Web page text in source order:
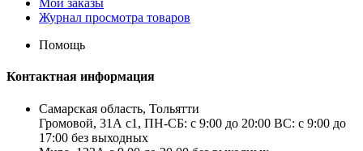
Мои заказы
Журнал просмотра товаров
Помощь
Контактная информация
Самарская область, Тольятти
Громовой, 31А с1, ПН-СБ: с 9:00 до 20:00 ВС: с 9:00 до
17:00 без выходных